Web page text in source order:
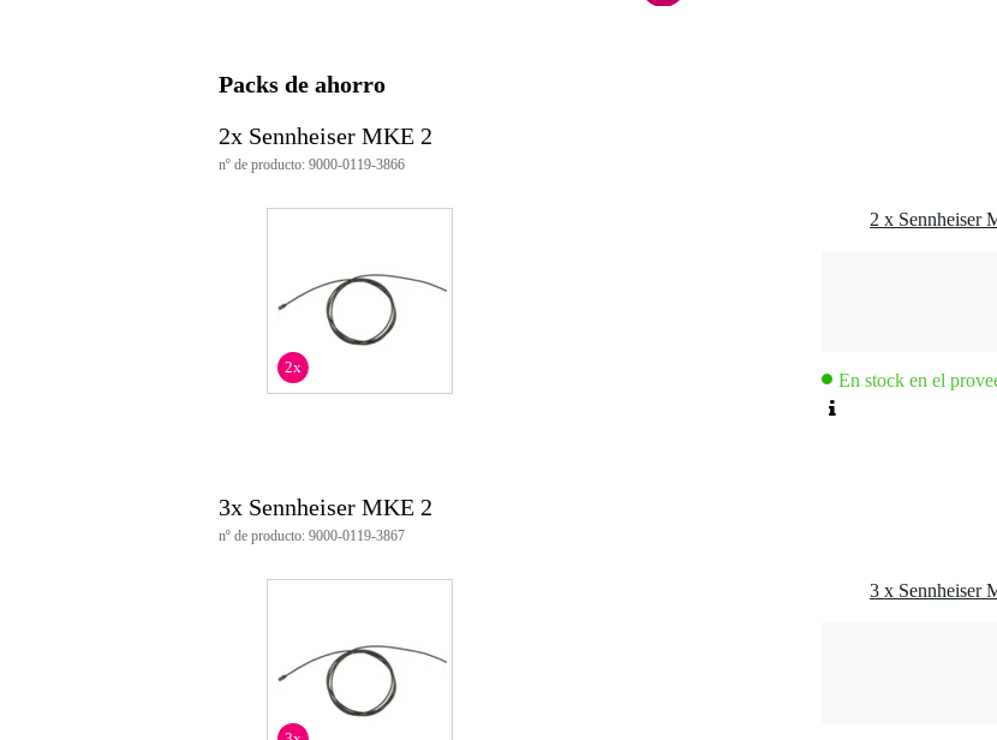
Peso y las dimensiones incluyen el paquete
Peso (incluyendo el paquete)
Dimensiones(incluyendo el paquete)
Micrófono Badger
Color: negro
Micrófono
característica direccional: omnidireccional
1 caperuza de frecuencia larga
1 abrazadera de micrófono
3 capuchones para proteger el maquillaje
Packs de ahorro
2x Sennheiser MKE 2
nº de producto: 9000-0119-3866
2x
En stock en el
3x Sennheiser MKE 2
nº de producto: 9000-0119-3867